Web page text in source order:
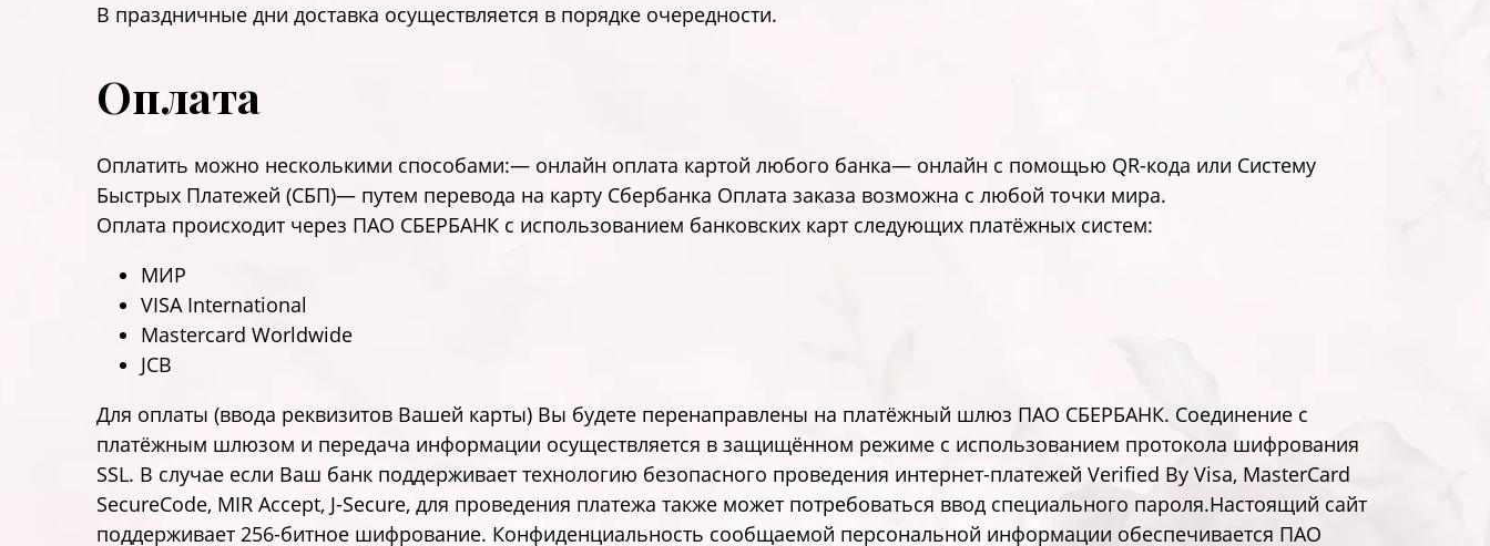
В праздничные дни доставка осуществляется в порядке очередности.
Оплата
Оплатить можно несколькими способами:— онлайн оплата картой любого банка— онлайн с помощью QR-кода или Систему
Быстрых Платежей (СБП)— путем перевода на карту Сбербанка Оплата заказа возможна с любой точки мира.
Оплата происходит через ПАО СБЕРБАНК с использованием банковских карт следующих платёжных систем:
МИР
VISA International
Mastercard Worldwide
JCB
Для оплаты (ввода реквизитов Вашей карты) Вы будете перенаправлены на платёжный шлюз ПАО СБЕРБАНК. Соединение с
платёжным шлюзом и передача информации осуществляется в защищённом режиме с использованием протокола шифрования
SSL. В случае если Ваш банк поддерживает технологию безопасного проведения интернет-платежей Verified By Visa, MasterCard
SecureCode, MIR Accept, J-Secure, для проведения платежа также может потребоваться ввод специального пароля.Настоящий сайт
поддерживает 256-битное шифрование. Конфиденциальность сообщаемой персональной информации обеспечивается ПАО